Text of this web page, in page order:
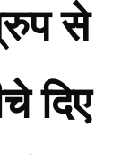
से
दिए